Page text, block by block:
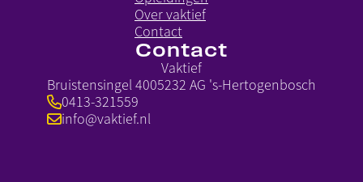
Over vaktief
Contact
Contact
Vaktief
Bruistensingel 4005232 AG 's-Hertogenbosch
0413-321559
info@vaktief.nl